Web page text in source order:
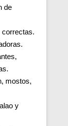
de
mostos,
y